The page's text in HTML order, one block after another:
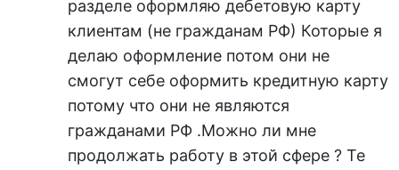
разделе оформляю дебетовую карту
клиентам (не гражданам РФ) Которые я
делаю оформление потом они не
смогут себе оформить кредитную карту
потому что они не являются
гражданами РФ .Можно ли мне
продолжать работу в этой сфере ? Те